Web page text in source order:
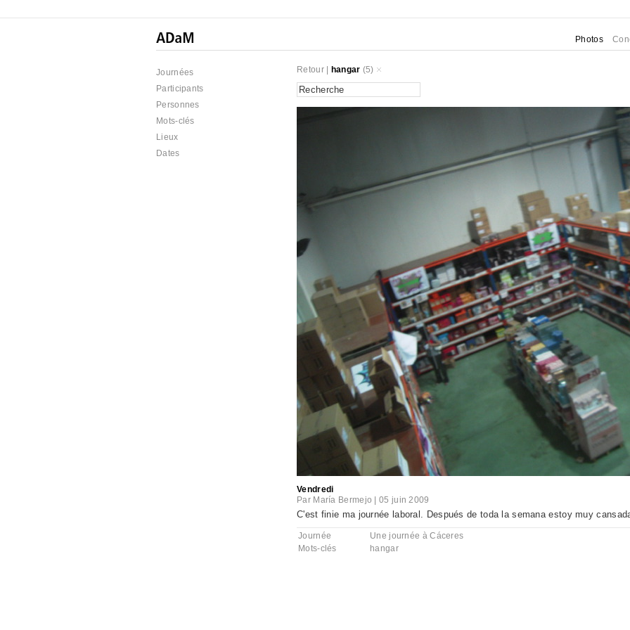
Photos
Journées
Participants
Personnes
Mots-clés
Lieux
Dates
Retour| hangar (5)
Vendredi
Par María Bermejo |05 juin 2009
C'est finie ma journée laboral. Después de toda la semana estoy muy
Journée
Une journée à Cáceres
Mots-clés
hangar